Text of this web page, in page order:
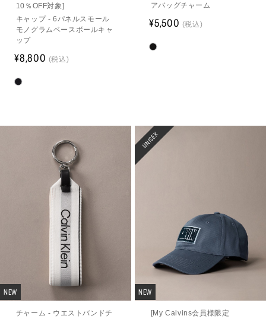
10％OFF対象]
キャップ - 6パネルスモール
モノグラムベースボールキャ
ップ
¥8,800 (税込)
アバッグチャーム
¥5,500 (税込)
NEW
チャーム - ウエストバンドチ
UNISEX
NEW
[My Calvins会員様限定